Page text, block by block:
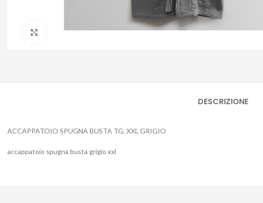
Click to enlarge
DESCRIZIONE
ACCAPPATOIO SPUGNA BUSTA TG. XXL GRIGIO
accappatoio spugna busta grigio xxl